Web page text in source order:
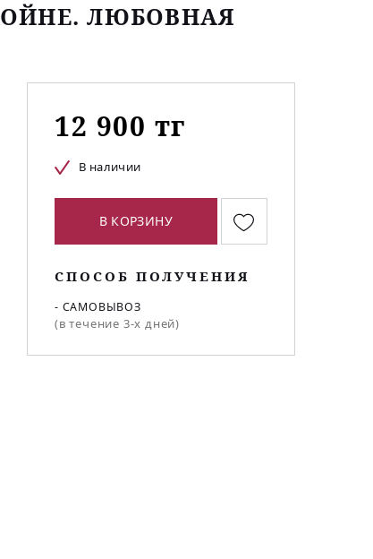
ЛЮБОВНАЯ
12 900 тг
В наличии
В КОРЗИНУ
СПОСОБ ПОЛУЧЕНИЯ
- САМОВЫВОЗ
(в течение 3-х дней)